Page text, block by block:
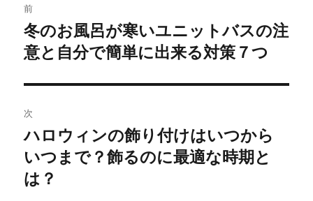
い
ウ
ン
ド
開
し
て
く
だ
さ
新
ド
ウ
で
開
き
稿
ナ
ビ
ゲ
ー
シ
前
過
去
投
稿:
冬のお風呂が寒いユニットバスの注
意と自分で簡単に出来る対策７つ
次
次
の
投
稿:
ハロウィンの飾り付けはいつから
いつまで？飾るのに最適な時期と
は？